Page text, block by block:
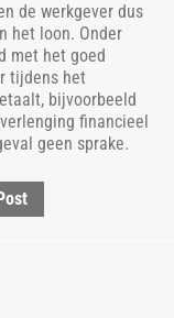
de werkgever dus
het loon. Onder
met het goed
tijdens het
bijvoorbeeld
financieel
geen sprake.